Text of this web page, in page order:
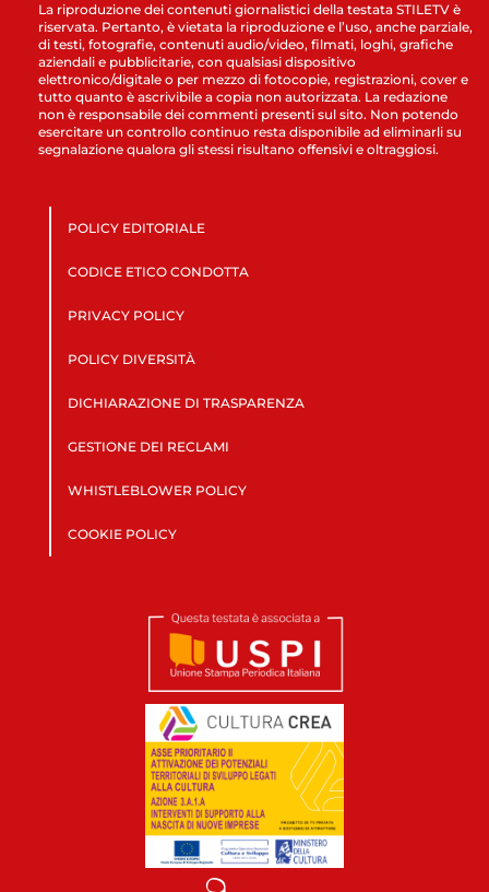
La riproduzione dei contenuti giornalistici della testata STILETV è
riservata. Pertanto, è vietata la riproduzione e l’uso, anche parziale,
di testi, fotografie, contenuti audio/video, filmati, loghi, grafiche
aziendali e pubblicitarie, con qualsiasi dispositivo
elettronico/digitale o per mezzo di fotocopie, registrazioni, cover e
tutto quanto è ascrivibile a copia non autorizzata. La redazione
non è responsabile dei commenti presenti sul sito. Non potendo
esercitare un controllo continuo resta disponibile ad eliminarli su
segnalazione qualora gli stessi risultano offensivi e oltraggiosi.
POLICY EDITORIALE
CODICE ETICO CONDOTTA
PRIVACY POLICY
POLICY DIVERSITÀ
DICHIARAZIONE DI TRASPARENZA
GESTIONE DEI RECLAMI
WHISTLEBLOWER POLICY
COOKIE POLICY